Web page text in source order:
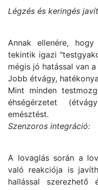
Légzés és keringés
Annak ellenére,
tekintik igazi
mégis jó hatással van
Jobb étvágy,
Mint minden
éhségérzetet
emésztést.
Szenzoros integráció:
A lovaglás során a
való reakciója is
hallással